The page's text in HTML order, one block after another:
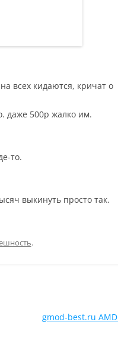
всех кидаются, кричат о
даже 500р жалко им.
то.
выкинуть просто так.
.
gmod-best.ru AMD